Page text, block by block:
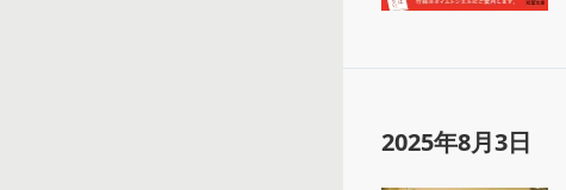
2025年8月3日